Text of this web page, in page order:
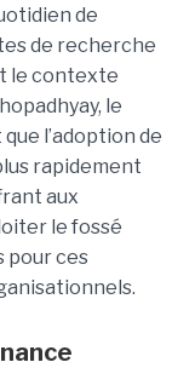
de
de recherche
le contexte
le
l’adoption de
rapidement
aux
le fossé
pour ces